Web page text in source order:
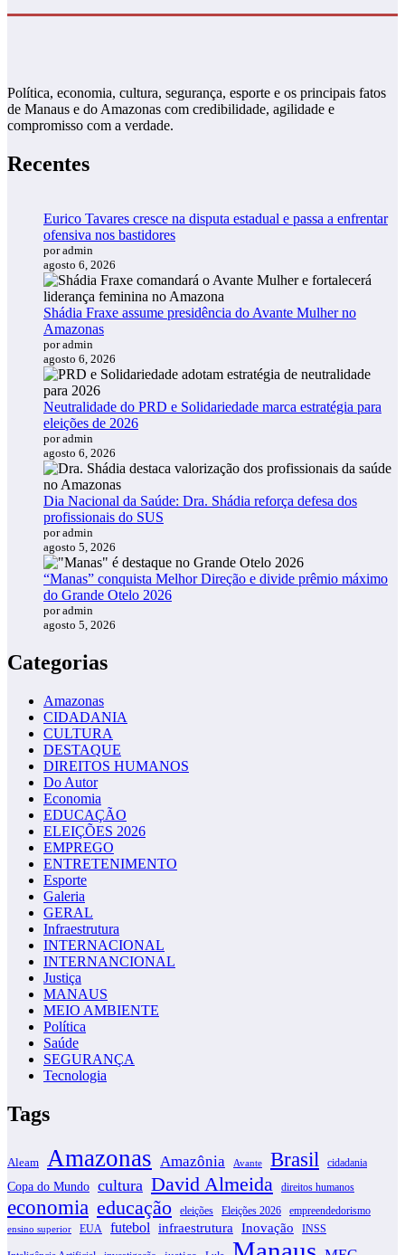
Política, economia, cultura, segurança, esporte e os principais fatos
de Manaus e do Amazonas com credibilidade, agilidade e
compromisso com a verdade.
Recentes
Eurico Tavares cresce na disputa estadual e passa a enfrentar
ofensiva nos bastidores
por admin
agosto 6, 2026
Shádia Fraxe assume presidência do Avante Mulher no
Amazonas
por admin
agosto 6, 2026
Neutralidade do PRD e Solidariedade marca estratégia para
eleições de 2026
por admin
agosto 6, 2026
Dia Nacional da Saúde: Dra. Shádia reforça defesa dos
profissionais do SUS
por admin
agosto 5, 2026
“Manas” conquista Melhor Direção e divide prêmio máximo
do Grande Otelo 2026
por admin
agosto 5, 2026
Categorias
Amazonas
CIDADANIA
CULTURA
DESTAQUE
DIREITOS HUMANOS
Do Autor
Economia
EDUCAÇÃO
ELEIÇÕES 2026
EMPREGO
ENTRETENIMENTO
Esporte
Galeria
GERAL
Infraestrutura
INTERNACIONAL
INTERNANCIONAL
Justiça
MANAUS
MEIO AMBIENTE
Política
Saúde
SEGURANÇA
Tecnologia
Tags
Aleam Amazonas Amazônia Avante Brasil cidadania
Copa do Mundo cultura David Almeida direitos humanos
economia educação eleições Eleições 2026 empreendedorismo
ensino superior EUA futebol infraestrutura Inovação INSS